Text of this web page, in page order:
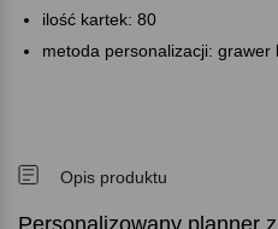
ilość kartek: 80
metoda personalizacji: grawer
Opis produktu